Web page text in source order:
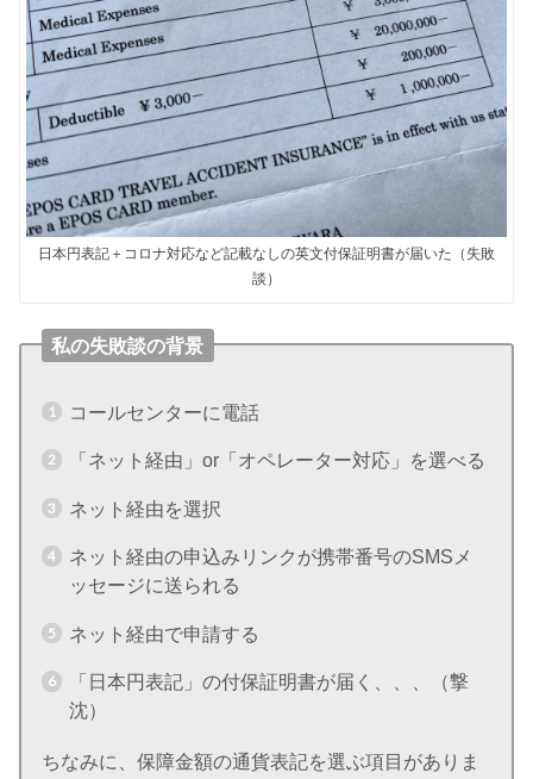
日本円表記＋コロナ対応など記載なしの英文付保証明書が届いた（失敗
談）
私の失敗談の背景
コールセンターに電話
「ネット経由」or「オペレーター対応」を選べる
ネット経由を選択
ネット経由の申込みリンクが携帯番号のSMSメ
ッセージに送られる
ネット経由で申請する
「日本円表記」の付保証明書が届く、、、（撃
沈）
ちなみに、保障金額の通貨表記を選ぶ項目がありま